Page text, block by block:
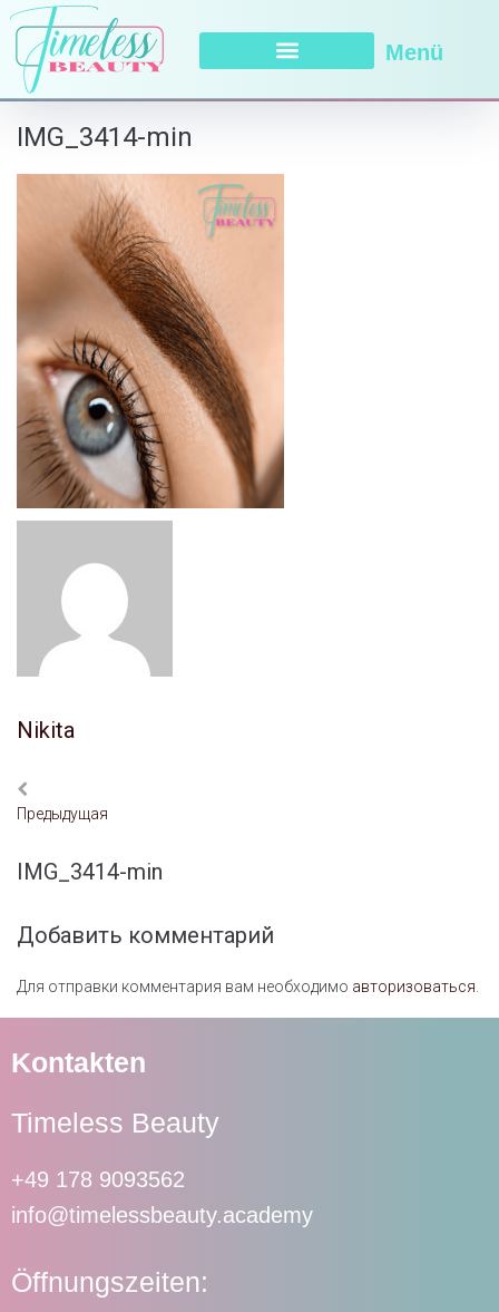
Menü
IMG_3414-min
Nikita
Предыдущая
IMG_3414-min
Добавить комментарий
Для отправки комментария вам необходимо авторизоваться
Kontakten
Timeless Beauty
+49 178 9093562
info@timelessbeauty.academy
Öffnungszeiten: